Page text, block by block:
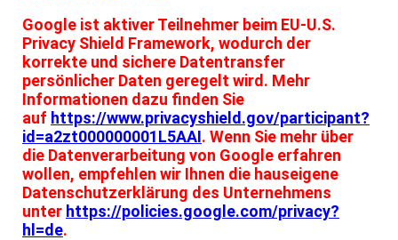
Google ist aktiver Teilnehmer beim EU-U.S.
Privacy Shield Framework, wodurch der
korrekte und sichere Datentransfer
persönlicher Daten geregelt wird. Mehr
Informationen dazu finden Sie
auf https://www.privacyshield.gov/participant?
id=a2zt000000001L5AAI. Wenn Sie mehr über
die Datenverarbeitung von Google erfahren
wollen, empfehlen wir Ihnen die hauseigene
Datenschutzerklärung des Unternehmens
unter https://policies.google.com/privacy?
hl=de.